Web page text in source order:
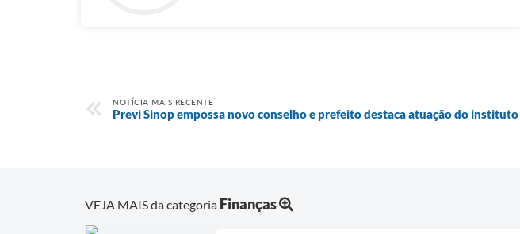
NOTÍCIA MAIS RECENTE
Previ Sinop empossa novo conselho e prefeito destaca atuação do instituto
VEJA MAIS da categoria Finanças